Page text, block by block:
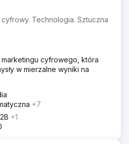
walczą marki,
analizę konkurencji, aby
ponad 100 słów
pieniądze przy niskim lub
także ponad 50 słów
przynosiły duże zyski.
wzrosły o 300% w
ROAS w Google Ads wzrósł z
Technologia. Sztuczna
cyfrowego, która
w mierzalne wyniki na
+7
+1